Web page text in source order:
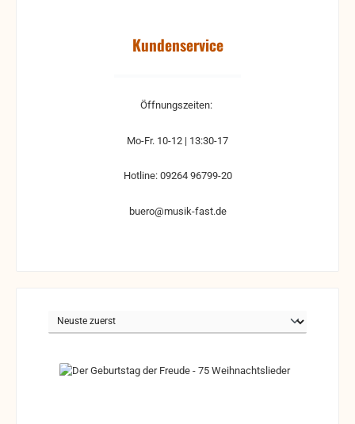
Kundenservice
Öffnungszeiten:
Mo-Fr. 10-12 | 13:30-17
Hotline: 09264 96799-20
buero@musik-fast.de